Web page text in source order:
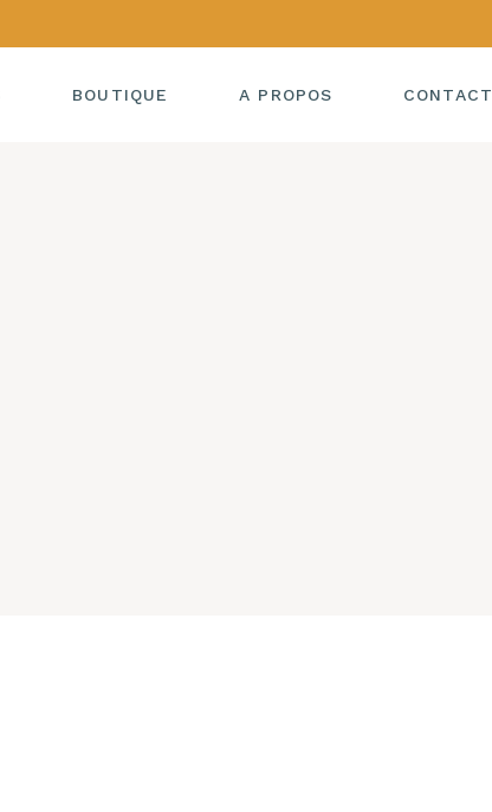
BOUTIQUE A PROPOS CONTACT